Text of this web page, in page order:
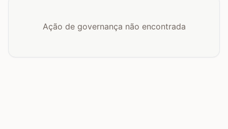
Ação de governança não encontrada